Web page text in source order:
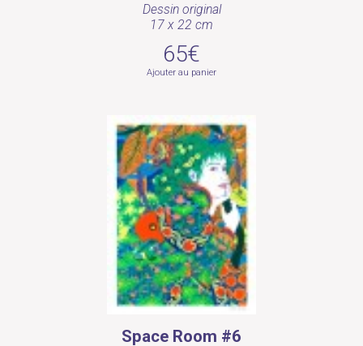
Dessin original
17 x 22 cm
65€
Ajouter au panier
Space Room #6